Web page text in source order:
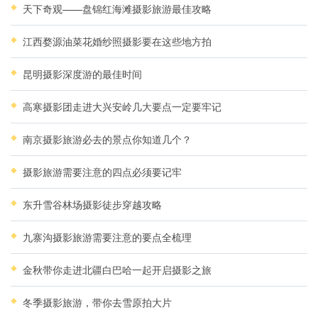
天下奇观——盘锦红海滩摄影旅游最佳攻略
江西婺源油菜花婚纱照摄影要在这些地方拍
昆明摄影深度游的最佳时间
高寒摄影团走进大兴安岭几大要点一定要牢记
南京摄影旅游必去的景点你知道几个？
摄影旅游需要注意的四点必须要记牢
东升雪谷林场摄影徒步穿越攻略
九寨沟摄影旅游需要注意的要点全梳理
金秋带你走进北疆白巴哈一起开启摄影之旅
冬季摄影旅游，带你去雪原拍大片